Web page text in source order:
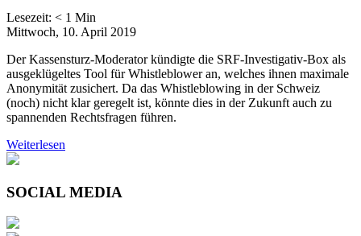
Lesezeit: < 1 Min
Mittwoch, 10. April 2019
Der Kassensturz-Moderator kündigte die SRF-Investigativ-Box als
ausgeklügeltes Tool für Whistleblower an, welches ihnen maximale
Anonymität zusichert. Da das Whistleblowing in der Schweiz
(noch) nicht klar geregelt ist, könnte dies in der Zukunft auch zu
spannenden Rechtsfragen führen.
Weiterlesen
SOCIAL MEDIA